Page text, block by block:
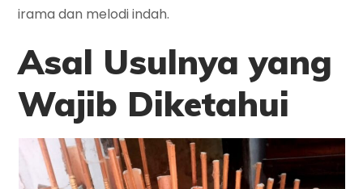
irama dan melodi indah.
Asal Usulnya yang
Wajib Diketahui